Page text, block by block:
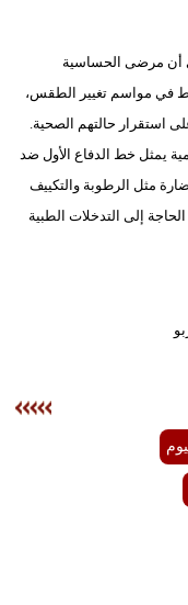
أن مرضى الحساسية
في مواسم تغيير الطقس،
استقرار حالتهم الصحية.
يمثل خط الدفاع الأول ضد
مثل الرطوبة والتكييف
إلى التدخلات الطبية